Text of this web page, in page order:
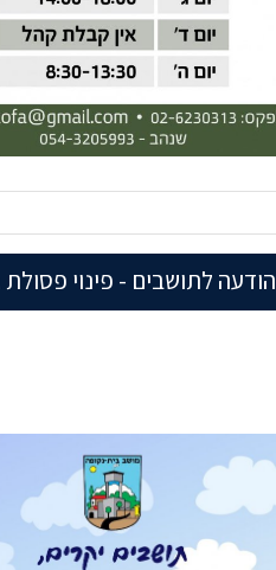
הודעה לתושבים - פינוי פסולת